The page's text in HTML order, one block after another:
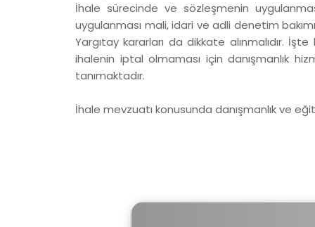
İhale sürecinde ve sözleşmenin
uygulanması mali, idari ve adli denetim
Yargıtay kararları da dikkate alınmalıdır.
ihalenin iptal olmaması için danışmanlık
tanımaktadır.
İhale mevzuatı konusunda danışmanlık ve